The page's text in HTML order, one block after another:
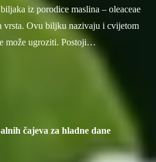
iz porodice maslina – oleaceae
vrsta. Ovu biljku nazivaju i cvijetom
može ugroziti. Postoji…
čajeva za hladne dane